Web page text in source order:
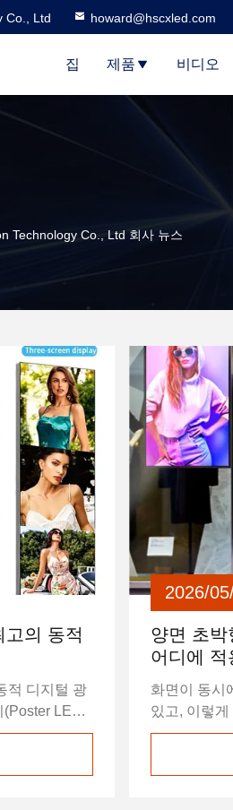
Co., Ltd howard@hscxled.com
집 제품 비디오
Technology Co., Ltd 회사 뉴스
의 동적
적 디지털 광
LED
고정 광고판
림하고 가벼
솔루션입니
2026/
양면 초박
어디에
화면이 동시
있고, 이렇
고 환경 친
요? 초박형
우리의 삶과